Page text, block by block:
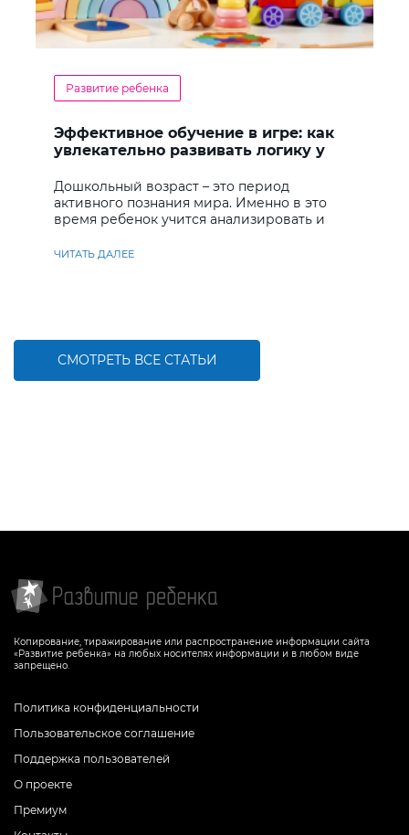
Развитие ребенка
Эффективное обучение в игре: как
увлекательно развивать логику у
Дошкольный возраст – это период
активного познания мира. Именно в это
время ребенок учится анализировать и
ЧИТАТЬ ДАЛЕЕ
СМОТРЕТЬ ВСЕ СТАТЬИ
Копирование, тиражирование или распространение информации сайта
«Развитие ребенка» на любых носителях информации и в любом виде
запрещено.
Политика конфиденциальности
Пользовательское соглашение
Поддержка пользователей
О проекте
Премиум